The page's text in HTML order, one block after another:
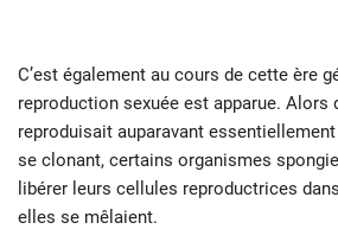
C’est également au cours de cette ère
reproduction sexuée est apparue. Alors
reproduisait auparavant
se clonant, certains organismes
libérer leurs cellules reproductrices
elles se mêlaient.